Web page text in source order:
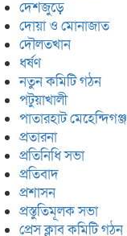
দেশজুড়ে
দোয়া ও মোনাজাত
দৌলতখান
ধর্ষণ
নতুন কমিটি গঠন
পটুয়াখালী
পাতারহাট মেহেন্দিগঞ্জ
প্রতারনা
প্রতিনিধি সভা
প্রতিবাদ
প্রশাসন
প্রস্তুতিমূলক সভা
প্রেস ক্লাব কমিটি গঠন